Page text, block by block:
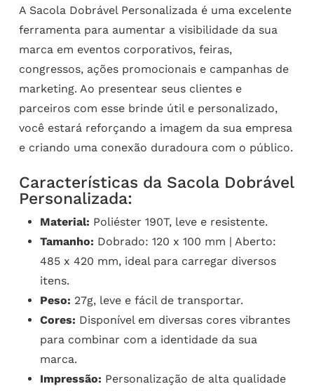
A Sacola Dobrável Personalizada é uma excelente
ferramenta para aumentar a visibilidade da sua
marca em eventos corporativos, feiras,
congressos, ações promocionais e campanhas de
marketing. Ao presentear seus clientes e
parceiros com esse brinde útil e personalizado,
você estará reforçando a imagem da sua empresa
e criando uma conexão duradoura com o público.
Características da Sacola Dobrável
Personalizada:
Material: Poliéster 190T, leve e resistente.
Tamanho: Dobrado: 120 x 100 mm | Aberto:
485 x 420 mm, ideal para carregar diversos
itens.
Peso: 27g, leve e fácil de transportar.
Cores: Disponível em diversas cores vibrantes
para combinar com a identidade da sua
marca.
Impressão: Personalização de alta qualidade